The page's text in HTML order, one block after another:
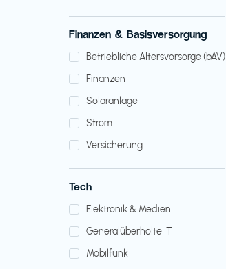
Finanzen & Basisversorgung
Betriebliche Altersvorsorge (bAV)
Finanzen
Solaranlage
Strom
Versicherung
Tech
Elektronik & Medien
Generalüberholte IT
Mobilfunk